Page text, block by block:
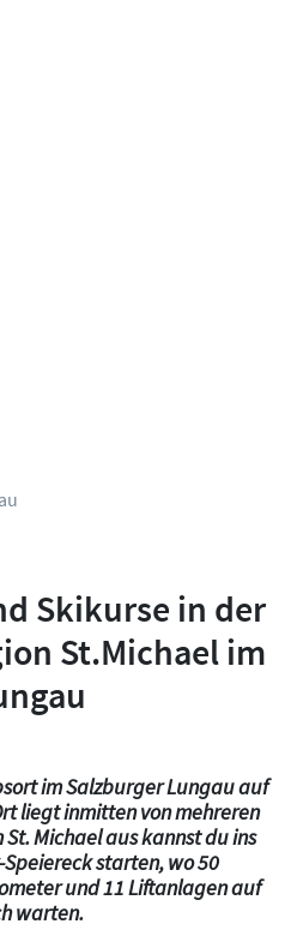
Skikurse in der
St.Michael im
im Salzburger Lungau auf
liegt inmitten von mehreren
Michael aus kannst du ins
starten, wo 50
und 11 Liftanlagen auf
warten.